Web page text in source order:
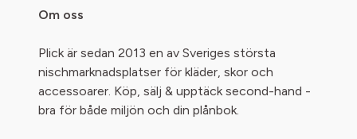
Om oss
Plick är sedan 2013 en av Sveriges största
nischmarknadsplatser för kläder, skor och
accessoarer. Köp, sälj & upptäck second-hand -
bra för både miljön och din plånbok.